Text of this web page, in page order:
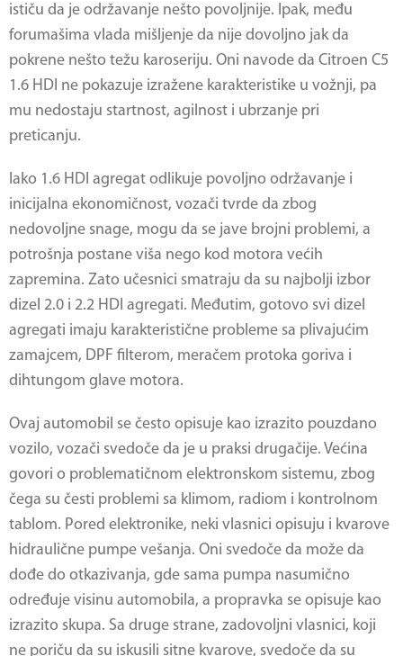
ističu da je održavanje nešto povoljnije. Ipak, među
forumašima vlada mišljenje da nije dovoljno jak da
pokrene nešto težu karoseriju. Oni navode da Citroen C5
1.6 HDI ne pokazuje izražene karakteristike u vožnji, pa
mu nedostaju startnost, agilnost i ubrzanje pri
preticanju.
Iako 1.6 HDI agregat odlikuje povoljno održavanje i
inicijalna ekonomičnost, vozači tvrde da zbog
nedovoljne snage, mogu da se jave brojni problemi, a
potrošnja postane viša nego kod motora većih
zapremina. Zato učesnici smatraju da su najbolji izbor
dizel 2.0 i 2.2 HDI agregati. Međutim, gotovo svi dizel
agregati imaju karakteristične probleme sa plivajućim
zamajcem, DPF filterom, meračem protoka goriva i
dihtungom glave motora.
Ovaj automobil se često opisuje kao izrazito pouzdano
vozilo, vozači svedoče da je u praksi drugačije. Većina
govori o problematičnom elektronskom sistemu, zbog
čega su česti problemi sa klimom, radiom i kontrolnom
tablom. Pored elektronike, neki vlasnici opisuju i kvarove
hidraulične pumpe vešanja. Oni svedoče da može da
dođe do otkazivanja, gde sama pumpa nasumično
određuje visinu automobila, a propravka se opisuje kao
izrazito skupa. Sa druge strane, zadovoljni vlasnici, koji
ne poriču da su iskusili sitne kvarove, svedoče da su